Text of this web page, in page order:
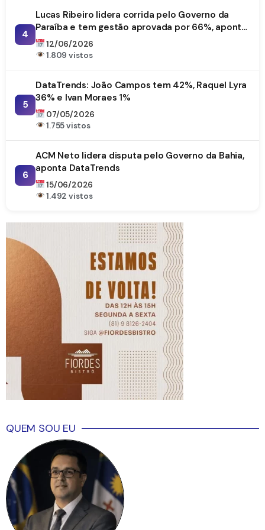
4
Lucas Ribeiro lidera corrida pelo Governo da
Paraíba e tem gestão aprovada por 66%, aponta
DataTrends
12/06/2026
1.809 vistos
5
DataTrends: João Campos tem 42%, Raquel Lyra
36% e Ivan Moraes 1%
07/05/2026
1.755 vistos
6
ACM Neto lidera disputa pelo Governo da Bahia,
aponta DataTrends
15/06/2026
1.492 vistos
QUEM SOU EU